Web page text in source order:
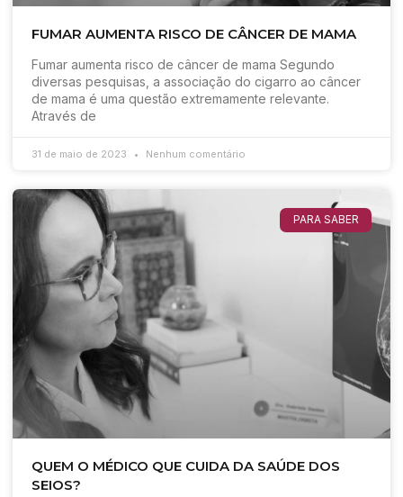
FUMAR AUMENTA RISCO DE CÂNCER DE MAMA
Fumar aumenta risco de câncer de mama Segundo
diversas pesquisas, a associação do cigarro ao câncer
de mama é uma questão extremamente relevante.
Através de
31 de maio de 2023 Nenhum comentário
PARA SABER
QUEM O MÉDICO QUE CUIDA DA SAÚDE DOS
SEIOS?